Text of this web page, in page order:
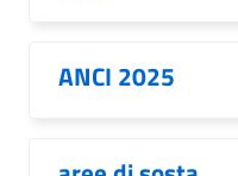
ANCI 2025